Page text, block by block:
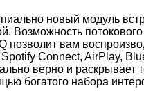
новый модуль
Возможность
позволит вам
Connect, AirPlay,
верно и раскрывает
богатого набора